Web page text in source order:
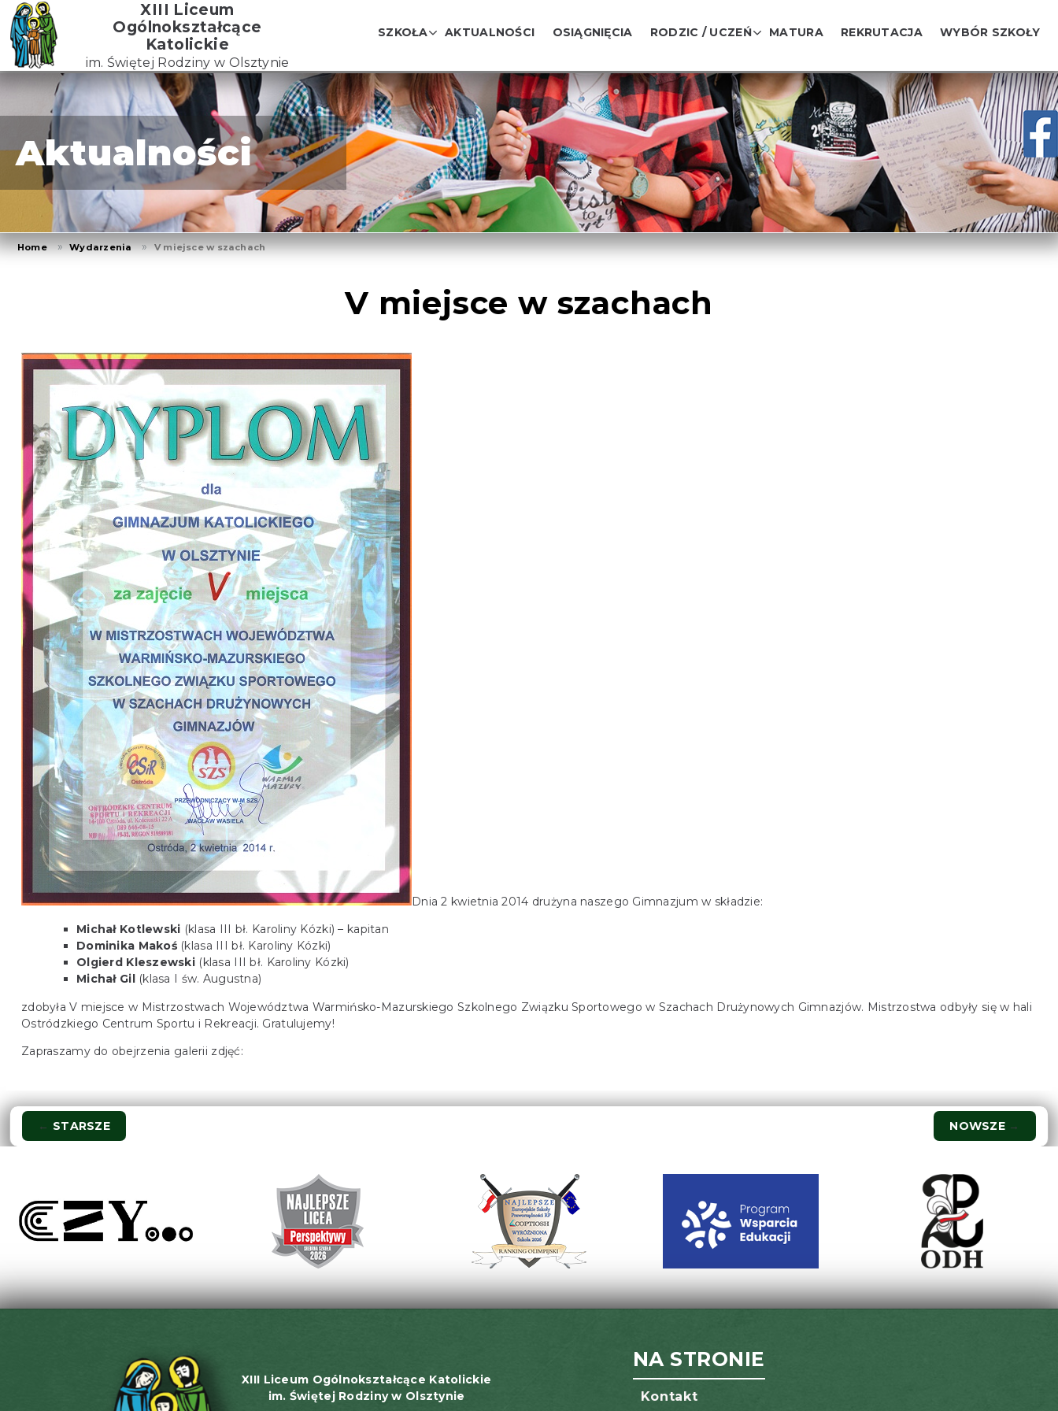
Skip
to
the
content
XIII Liceum
Ogólnokształcące
Katolickie
im. Świętej Rodziny w Olsztynie
SZKOŁA AKTUALNOŚCI OSIĄGNIĘCIA RODZIC / UCZEŃ MATURA REKRUTACJA WYBÓR SZKOŁY
Aktualności
Home Wydarzenia V miejsce w szachach
V miejsce w szachach
Dnia 2 kwietnia 2014 drużyna naszego Gimnazjum w składzie:
Michał Kotlewski (klasa III bł. Karoliny Kózki) – kapitan
Dominika Makoś(klasa III bł. Karoliny Kózki)
Olgierd Kleszewski (klasa III bł. Karoliny Kózki)
Michał Gil(klasa I św. Augustna)
zdobyła V miejsce w Mistrzostwach Województwa Warmińsko-Mazurskiego Szkolnego Związku Sportowego w Szachach Drużynowych Gimnazjów. Mistrzostwa odbyły się w hali
Ostródzkiego Centrum Sportu i Rekreacji. Gratulujemy!
Zapraszamy do obejrzenia galerii zdjęć:
Nawigacja
← STARSZE NOWSZE →
XIII Liceum Ogólnokształcące Katolickie
im. Świętej Rodziny w Olsztynie
NA STRONIE
Kontakt